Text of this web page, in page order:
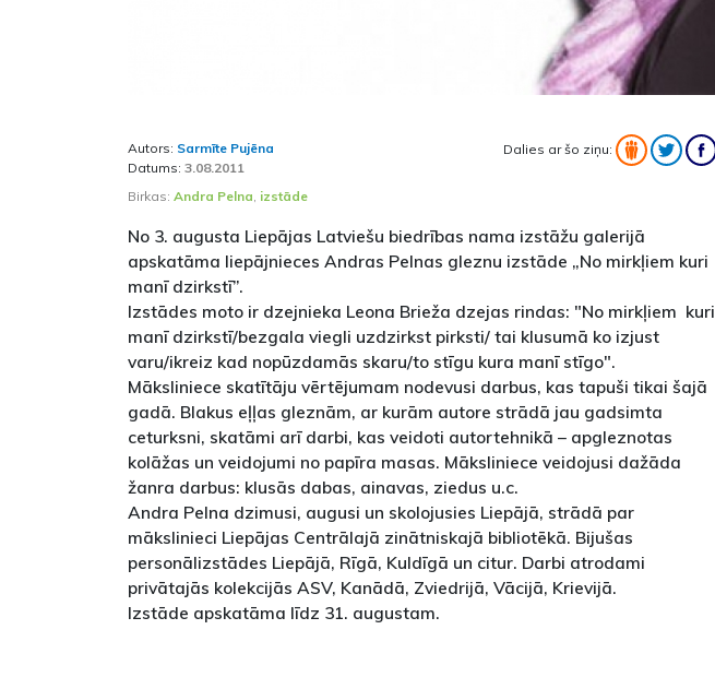
Autors: Sarmīte Pujēna
Datums: 3.08.2011
Dalies ar šo ziņu:
Birkas: Andra Pelna izstāde
No 3. augusta Liepājas Latviešu biedrības nama izstāžu galerijā
apskatāma liepājnieces Andras Pelnas gleznu izstāde „No mirkļiem kuri
manī dzirkstī”.
Izstādes moto ir dzejnieka Leona Brieža dzejas rindas: "No mirkļiem kuri
manī dzirkstī/bezgala viegli uzdzirkst pirksti/ tai klusumā ko izjust
varu/ikreiz kad nopūzdamās skaru/to stīgu kura manī stīgo".
Māksliniece skatītāju vērtējumam nodevusi darbus, kas tapuši tikai šajā
gadā. Blakus eļļas gleznām, ar kurām autore strādā jau gadsimta
ceturksni, skatāmi arī darbi, kas veidoti autortehnikā – apgleznotas
kolāžas un veidojumi no papīra masas. Māksliniece veidojusi dažāda
žanra darbus: klusās dabas, ainavas, ziedus u.c.
Andra Pelna dzimusi, augusi un skolojusies Liepājā, strādā par
mākslinieci Liepājas Centrālajā zinātniskajā bibliotēkā. Bijušas
personālizstādes Liepājā, Rīgā, Kuldīgā un citur. Darbi atrodami
privātajās kolekcijās ASV, Kanādā, Zviedrijā, Vācijā, Krievijā.
Izstāde apskatāma līdz 31. augustam.